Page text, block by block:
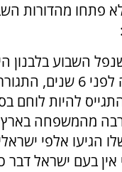
פתחו מהדורות
השבוע בלבנון
לארץ מאוקראינה לפני
להיות לוחם
מהמשפחה בארץ
הגיעו אלפי
בעם ישראל דבר